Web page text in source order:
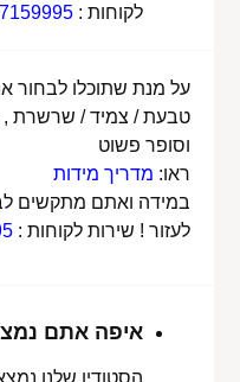
לקוחות :
על מנת שתוכלו
טבעת / צמיד / שרשרת ,
וסופר פשוט
ראו: מדריך מידות
במידה ואתם מתקשים
לעזור ! שירות לקוחות :
איפה אתם